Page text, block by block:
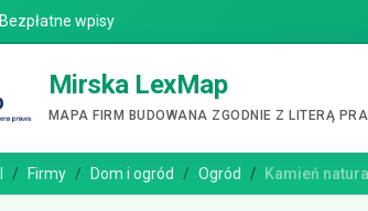
Bezpłatne wpisy
Mirska LexMap
MAPA FIRM BUDOWANA ZGODNIE Z LITERĄ
Firmy Dom i ogród Ogród Kamień